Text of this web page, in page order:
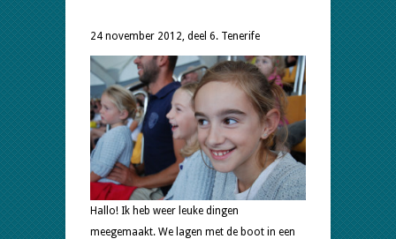
24 november 2012, deel 6. Tenerife
Hallo! Ik heb weer leuke dingen
meegemaakt. We lagen met de boot in een